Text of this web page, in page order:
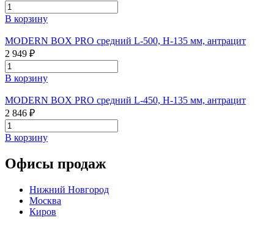
В корзину
MODERN BOX PRO средний L-500, H-135 мм, антрацит
2 949 ₽
В корзину
MODERN BOX PRO средний L-450, H-135 мм, антрацит
2 846 ₽
В корзину
Офисы продаж
Нижний Новгород
Москва
Киров